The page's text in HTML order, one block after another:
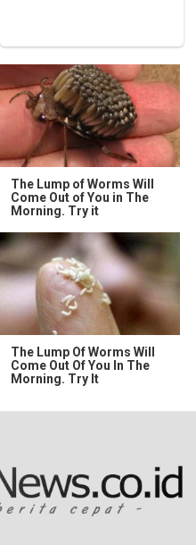
The Lump of Worms Will
Come Out of You in The
Morning. Try it
The Lump Of Worms Will
Come Out Of You In The
Morning. Try It